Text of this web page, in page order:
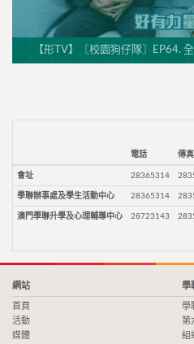
【形TV】〖校園狗仔隊〗EP64.
電話 傳真
會址 28365314
學聯辦事處及學生活動中心 28365314
澳門學聯升學及心理輔導中心 28723143
網站
首頁
活動
媒體
學
學
第
組